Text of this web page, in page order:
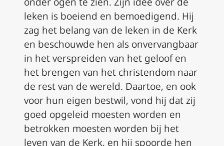
leken is boeiend en bemoedigend. Hij
zag het belang van de leken in de Kerk
en beschouwde hen als onvervangbaar
in het verspreiden van het geloof en
het brengen van het christendom naar
de rest van de wereld. Daartoe, en ook
voor hun eigen bestwil, vond hij dat zij
goed opgeleid moesten worden en
betrokken moesten worden bij het
leven van de Kerk, en hij spoorde hen